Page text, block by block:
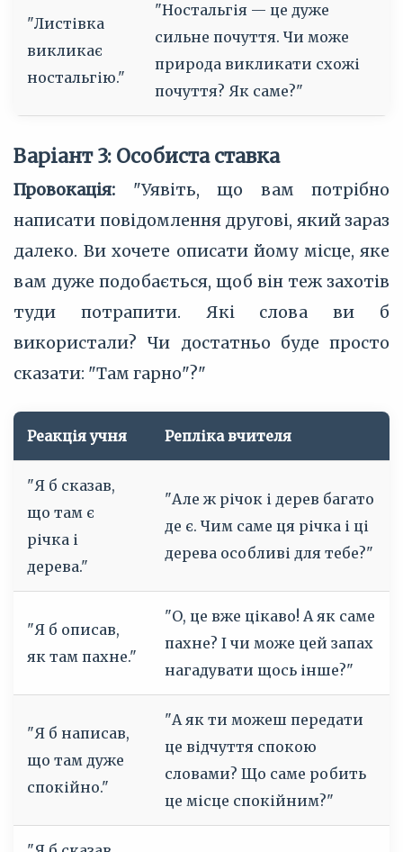
"Листівка
викликає
ностальгію."
"Ностальгія — це дуже
сильне почуття. Чи може
природа викликати схожі
почуття? Як саме?"
Варіант 3: Особиста ставка
Провокація: "Уявіть, що вам потрібно
написати повідомлення другові, який зараз
далеко. Ви хочете описати йому місце, яке
вам дуже подобається, щоб він теж захотів
туди потрапити. Які слова ви б
використали? Чи достатньо буде просто
сказати: "Там гарно"?"
Реакція учня Репліка вчителя
"Я б сказав,
що там є
річка і
дерева."
"Але ж річок і дерев багато
де є. Чим саме ця річка і ці
дерева особливі для тебе?"
"Я б описав,
як там пахне."
"О, це вже цікаво! А як саме
пахне? І чи може цей запах
нагадувати щось інше?"
"Я б написав,
що там дуже
спокійно."
"А як ти можеш передати
це відчуття спокою
словами? Що саме робить
це місце спокійним?"